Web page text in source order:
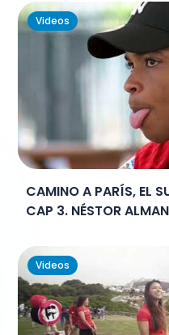
Videos
CAMINO A PARÍS, EL
CAP 3. NÉSTOR
Videos